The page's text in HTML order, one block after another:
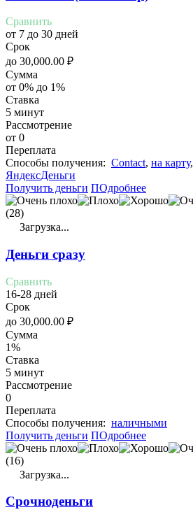
Сравнить
от 7 до 30 дней
Срок
до 30,000.00 ₽
Сумма
от 0% до 1%
Ставка
5 минут
Рассмотрение
от 0
Переплата
Cпособы получения: Contact, на карту,
ЯндексДеньги
Получить деньги ПОдробнее
(28)
Загрузка...
Деньги сразу
Сравнить
16-28 дней
Срок
до 30,000.00 ₽
Сумма
1%
Ставка
5 минут
Рассмотрение
0
Переплата
Cпособы получения: наличными
Получить деньги ПОдробнее
(16)
Загрузка...
Срочноденьги